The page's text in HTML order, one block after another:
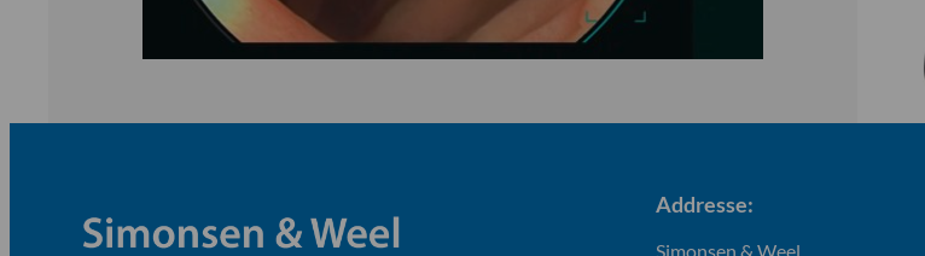
Addresse:
Simonsen & Weel